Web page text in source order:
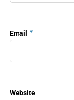
Email *
Website